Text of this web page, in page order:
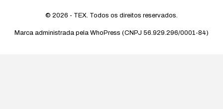
© 2026 - TEX. Todos os direitos reservados.
Marca administrada pela WhoPress (CNPJ 56.929.296/0001-84)